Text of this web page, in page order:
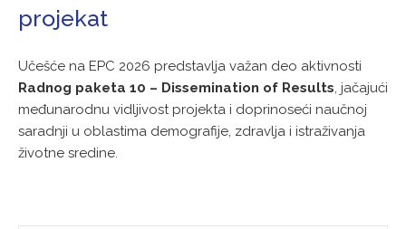
projekat
Učešće na EPC 2026 predstavlja važan deo aktivnosti
Radnog paketa 10 – Dissemination of Results, jačajući
međunarodnu vidljivost projekta i doprinoseći naučnoj
saradnji u oblastima demografije, zdravlja i istraživanja
životne sredine.